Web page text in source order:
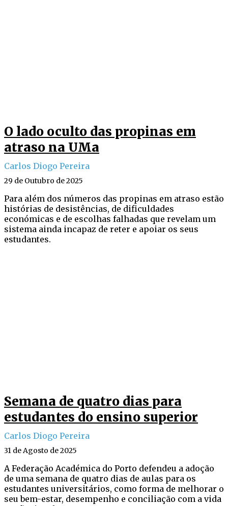
O lado oculto das propinas em
atraso na UMa
Carlos Diogo Pereira
29 de Outubro de 2025
Para além dos números das propinas em atraso estão
histórias de desistências, de dificuldades
económicas e de escolhas falhadas que revelam um
sistema ainda incapaz de reter e apoiar os seus
estudantes.
Semana de quatro dias para
estudantes do ensino superior
Carlos Diogo Pereira
31 de Agosto de 2025
A Federação Académica do Porto defendeu a adoção
de uma semana de quatro dias de aulas para os
estudantes universitários, como forma de melhorar o
seu bem-estar, desempenho e conciliação com a vida